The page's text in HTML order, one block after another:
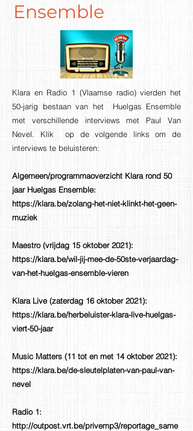
Ensemble
Klara en Radio 1 (Vlaamse radio) vierden het
50-jarig bestaan van het Huelgas Ensemble
met verschillende interviews met Paul Van
Nevel. Klik op de volgende links om de
interviews te beluisteren:
Algemeen/programmaoverzicht Klara rond 50
jaar Huelgas Ensemble:
https://klara.be/zolang-het-niet-klinkt-het-geen-
muziek
Maestro (vrijdag 15 oktober 2021):
https://klara.be/wil-jij-mee-de-50ste-verjaardag-
van-het-huelgas-ensemble-vieren
Klara Live (zaterdag 16 oktober 2021):
https://klara.be/herbeluister-klara-live-huelgas-
viert-50-jaar
Music Matters (11 tot en met 14 oktober 2021):
https://klara.be/de-sleutelplaten-van-paul-van-
nevel
Radio 1:
http://outpost.vrt.be/privemp3/reportage_same